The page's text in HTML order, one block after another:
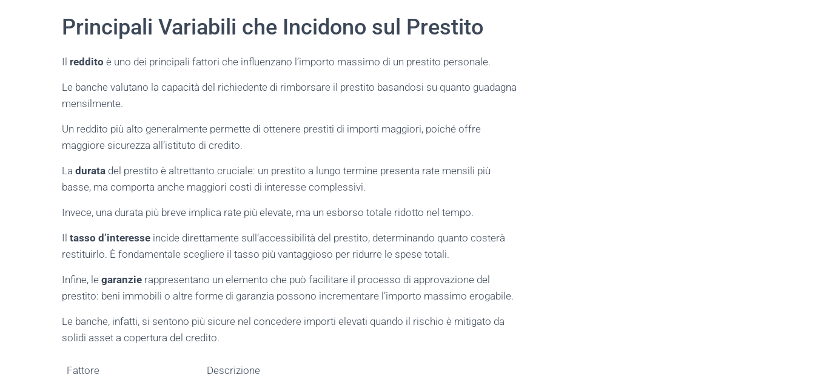
Principali Variabili che Incidono sul Prestito
Il reddito è uno dei principali fattori che influenzano l’importo massimo di un prestito personale.
Le banche valutano la capacità del richiedente di rimborsare il prestito basandosi su quanto guadagna
mensilmente.
Un reddito più alto generalmente permette di ottenere prestiti di importi maggiori, poiché offre
maggiore sicurezza all’istituto di credito.
La durata del prestito è altrettanto cruciale: un prestito a lungo termine presenta rate mensili più
basse, ma comporta anche maggiori costi di interesse complessivi.
Invece, una durata più breve implica rate più elevate, ma un esborso totale ridotto nel tempo.
Il tasso d’interesse incide direttamente sull’accessibilità del prestito, determinando quanto costerà
restituirlo. È fondamentale scegliere il tasso più vantaggioso per ridurre le spese totali.
Infine, le garanzie rappresentano un elemento che può facilitare il processo di approvazione del
prestito: beni immobili o altre forme di garanzia possono incrementare l’importo massimo erogabile.
Le banche, infatti, si sentono più sicure nel concedere importi elevati quando il rischio è mitigato da
solidi asset a copertura del credito.
Fattore Descrizione